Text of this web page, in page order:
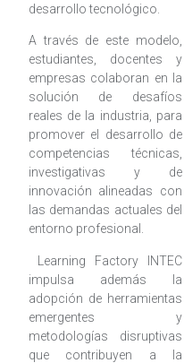
desarrollo tecnológico.
A través de este modelo,
estudiantes, docentes y
empresas colaboran en la
solución de desafíos
reales de la industria, para
promover el desarrollo de
competencias técnicas,
investigativas y de
innovación alineadas con
las demandas actuales del
entorno profesional.
Learning Factory INTEC
impulsa además la
adopción de herramientas
emergentes y
metodologías disruptivas
que contribuyen a la